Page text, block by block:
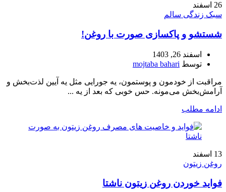
26 اسفند
سبک زندگی سالم
شستشو و پاکسازی صورت با روغن!
اسفند 26, 1403
توسط mojtaba bahari
مراقبت از خودمون و پوستمون، یه جورایی مثل یه آیین لذت‌بخش و
آرامش‌بخش می‌مونه. حس خوبی که بعد از یه ...
ادامه مطلب
13 اسفند
روغن زیتون
فواید خوردن روغن زیتون ناشتا